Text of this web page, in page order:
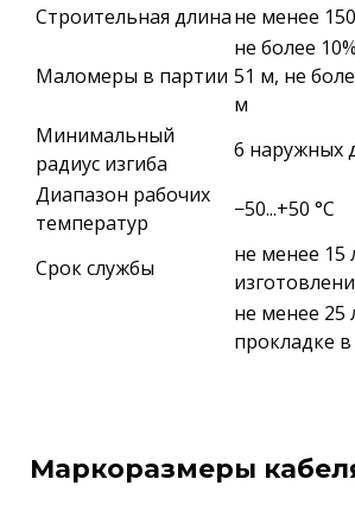
Строительная длинане менее
Маломеры в партии
не более
51 м, не
м
Минимальный
радиус изгиба
6 наружных
Диапазон рабочих
температур
−50...+50 °C
Срок службы
не менее 15
не менее 25
прокладке
Маркоразмеры